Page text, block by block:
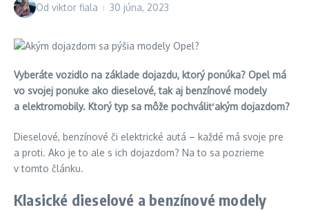
Od viktor fiala 30 júna, 2023
Vyberáte vozidlo na základe dojazdu, ktorý ponúka? Opel má
vo svojej ponuke ako dieselové, tak aj benzínové modely
a elektromobily. Ktorý typ sa môže pochváliť akým dojazdom?
Dieselové, benzínové či elektrické autá – každé má svoje pre
a proti. Ako je to ale s ich dojazdom? Na to sa pozrieme
v tomto článku.
Klasické dieselové a benzínové modely